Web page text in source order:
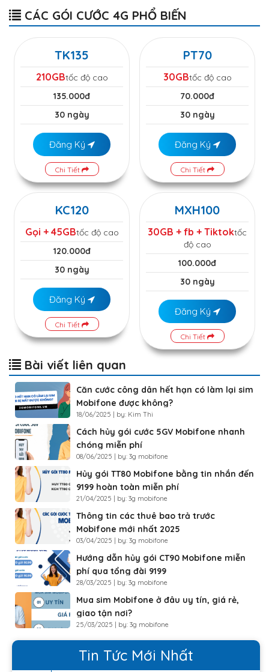
CÁC GÓI CƯỚC 4G PHỔ BIẾN
TK135
210GBtốc độ cao
135.000đ
30 ngày
Đăng Ký
Chi Tiết
PT70
30GBtốc độ cao
70.000đ
30 ngày
Đăng Ký
Chi Tiết
KC120
Gọi + 45GBtốc độ cao
120.000đ
30 ngày
Đăng Ký
Chi Tiết
MXH100
30GB + fb + Tiktoktốc
độ cao
100.000đ
30 ngày
Đăng Ký
Chi Tiết
Bài viết liên quan
Căn cước công dân hết hạn có làm lại sim
Mobifone được không?
18/06/2025 | by: Kim Thi
Cách hủy gói cước 5GV Mobifone nhanh
chóng miễn phí
08/06/2025 | by: 3g mobifone
Hủy gói TT80 Mobifone bằng tin nhắn đến
9199 hoàn toàn miễn phí
21/04/2025 | by: 3g mobifone
Thông tin các thuê bao trả trước
Mobifone mới nhất 2025
03/04/2025 | by: 3g mobifone
Hướng dẫn hủy gói CT90 Mobifone miễn
phí qua tổng đài 9199
28/03/2025 | by: 3g mobifone
Mua sim Mobifone ở đâu uy tín, giá rẻ,
giao tận nơi?
25/03/2025 | by: 3g mobifone
Tin Tức Mới Nhất